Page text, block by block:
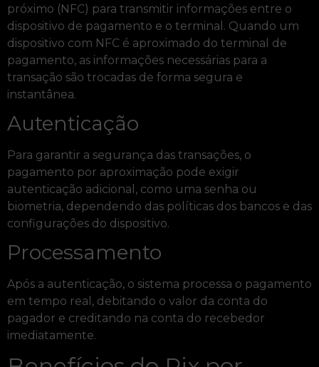
próximo (NFC) para transmitir informações entre o
dispositivo de pagamento e o terminal. Quando um
dispositivo com NFC é aproximado do terminal de
pagamento, as informações necessárias para a
transação são trocadas de forma segura e
instantânea.
Autenticação
Para garantir a segurança das transações, o
pagamento por aproximação pode exigir
autenticação adicional, como uma senha ou
biometria, dependendo das políticas dos bancos e das
configurações do dispositivo.
Processamento
Após a autenticação, o sistema processa o pagamento
em tempo real, debitando o valor da conta do
pagador e creditando na conta do recebedor
imediatamente.